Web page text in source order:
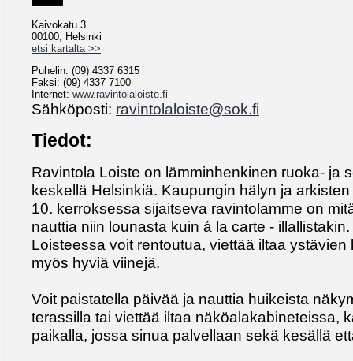
Kaivokatu 3
00100, Helsinki
etsi kartalta >>
Puhelin: (09) 4337 6315
Faksi: (09) 4337 7100
Internet: www.ravintolaloiste.fi
Sähköposti: ravintolaloiste@sok.fi
Tiedot:
Ravintola Loiste on lämminhenkinen ruoka- ja
keskellä Helsinkiä. Kaupungin hälyn ja
10. kerroksessa sijaitseva ravintolamme on
nauttia niin lounasta kuin á la carte -
Loisteessa voit rentoutua, viettää iltaa
myös hyviä viinejä.
Voit paistatella päivää ja nauttia huikeista
terassilla tai viettää iltaa näköalakabineteissa,
paikalla, jossa sinua palvellaan sekä kesällä